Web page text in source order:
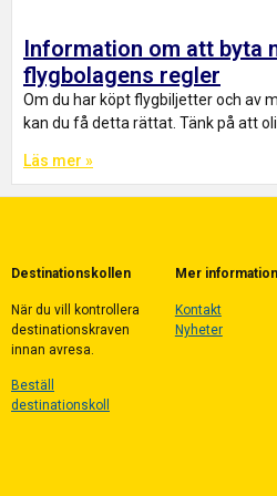
Information om att byta
flygbolagens regler
Om du har köpt flygbiljetter och av
kan du få detta rättat. Tänk på att
Läs mer »
Destinationskollen
När du vill kontrollera
destinationskraven
innan avresa.
Beställ
destinationskoll
Mer information
Kontakt
Nyheter